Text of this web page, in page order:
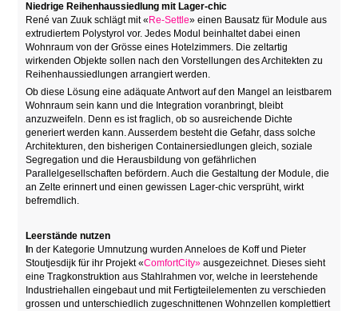
Niedrige Reihenhaussiedlung mit Lager-chic
René van Zuuk schlägt mit « Re-Settle» einen Bausatz für Module aus
extrudiertem Polystyrol vor. Jedes Modul beinhaltet dabei einen
Wohnraum von der Grösse eines Hotelzimmers. Die zeltartig
wirkenden Objekte sollen nach den Vorstellungen des Architekten zu
Reihenhaussiedlungen arrangiert werden.
Ob diese Lösung eine adäquate Antwort auf den Mangel an leistbarem
Wohnraum sein kann und die Integration voranbringt, bleibt
anzuzweifeln. Denn es ist fraglich, ob so ausreichende Dichte
generiert werden kann. Ausserdem besteht die Gefahr, dass solche
Architekturen, den bisherigen Containersiedlungen gleich, soziale
Segregation und die Herausbildung von gefährlichen
Parallelgesellschaften befördern. Auch die Gestaltung der Module, die
an Zelte erinnert und einen gewissen Lager-chic versprüht, wirkt
befremdlich.
Leerstände nutzen
In der Kategorie Umnutzung wurden Anneloes de Koff und Pieter
Stoutjesdijk für ihr Projekt «ComfortCity» ausgezeichnet. Dieses sieht
eine Tragkonstruktion aus Stahlrahmen vor, welche in leerstehende
Industriehallen eingebaut und mit Fertigteilelementen zu verschieden
grossen und unterschiedlich zugeschnittenen Wohnzellen komplettiert